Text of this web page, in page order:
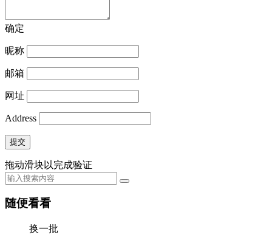
确定
昵称
邮箱
网址
Address
提交
拖动滑块以完成验证
随便看看
换一批